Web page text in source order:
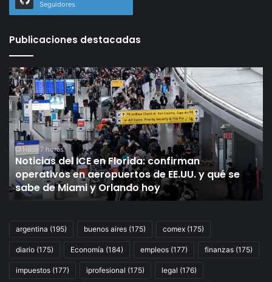
Seguidores
Publicaciones destacadas
Noticias
del
ICE
en
Florida:
confirman
operativos
en
aeropuertos
de
qué
sabe
Miami
Hace 7 horas
Noticias del ICE en Florida: confirman
operativos en aeropuertos de EE.UU. y qué se
sabe de Miami y Orlando hoy
de
argentina (195) buenos aires (175) comex (175)
diario (175) Economía (184) empleos (177) finanzas (175)
impuestos (177) iprofesional (175) legal (176)